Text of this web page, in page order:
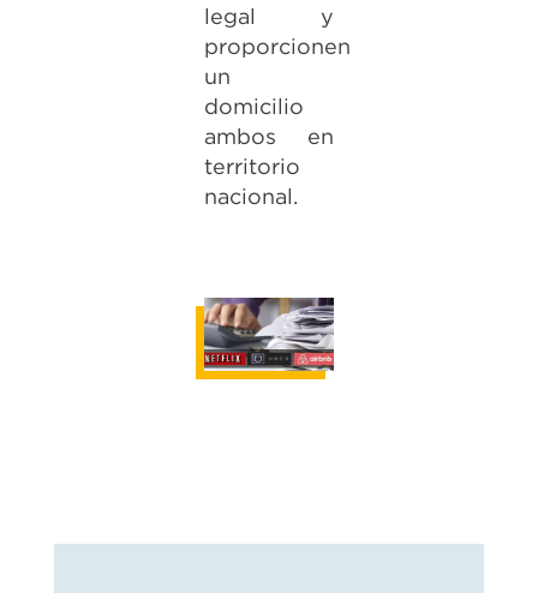
legal y
proporcionen
un
domicilio
ambos en
territorio
nacional.